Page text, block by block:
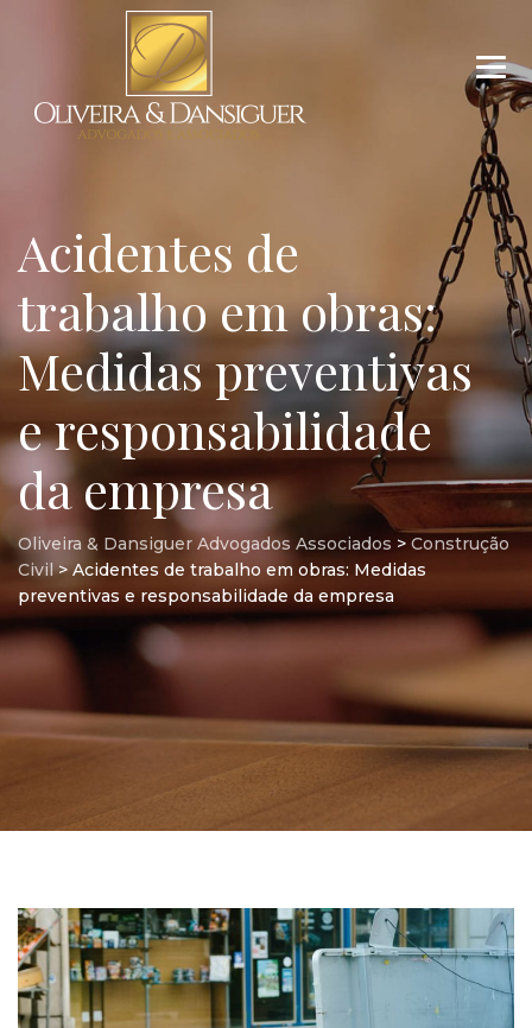
Acidentes de
trabalho em obras:
Medidas preventivas
e responsabilidade
da empresa
Oliveira & Dansiguer Advogados Associados > Construção
Civil>Acidentes de trabalho em obras: Medidas
preventivas e responsabilidade da empresa